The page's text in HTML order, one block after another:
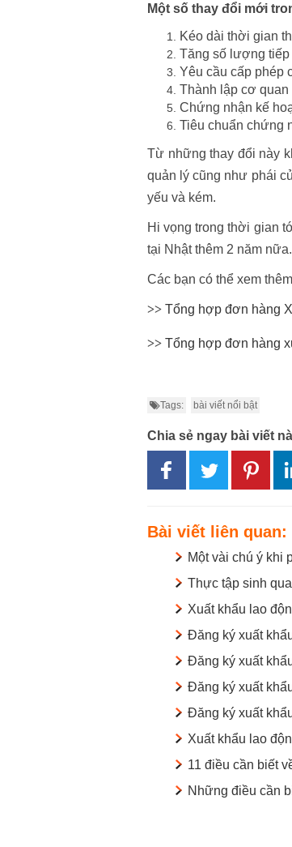
Một số thay đổi mới
Kéo dài thời gian
Tăng số lượng tiếp
Yêu cầu cấp phép
Thành lập cơ
Chứng nhận kế
Tiêu chuẩn chứng
Từ những thay đổi này
quản lý cũng như phái
yếu và kém.
Hi vọng trong thời gian
tại Nhật thêm 2 năm
Các bạn có thể xem
>> Tổng hợp đơn hàng
>> Tổng hợp đơn hàng
Tags: bài viết nổi bật
Chia sẻ ngay bài viết
Bài viết liên quan:
Một vài chú ý khi
Thực tập sinh
Xuất khẩu lao
Đăng ký xuất
Đăng ký xuất
Đăng ký xuất
Đăng ký xuất
Xuất khẩu lao
11 điều cần biết
Những điều cần